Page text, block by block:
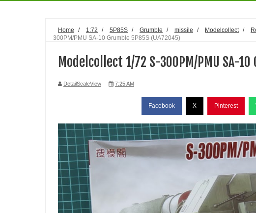
Home / 1:72 / 5P85S / Grumble / missile / Modelcollect /
300PM/PMU SA-10 Grumble 5P85S (UA72045)
Modelcollect 1/72 S-300PM/PMU SA-
DetailScaleView 7:25 AM
Facebook X Pinterest